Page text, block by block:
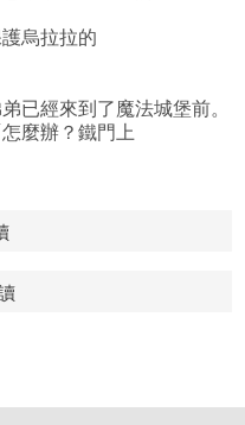
烏拉拉的
已經來到了魔法城堡前。
麼辦？鐵門上